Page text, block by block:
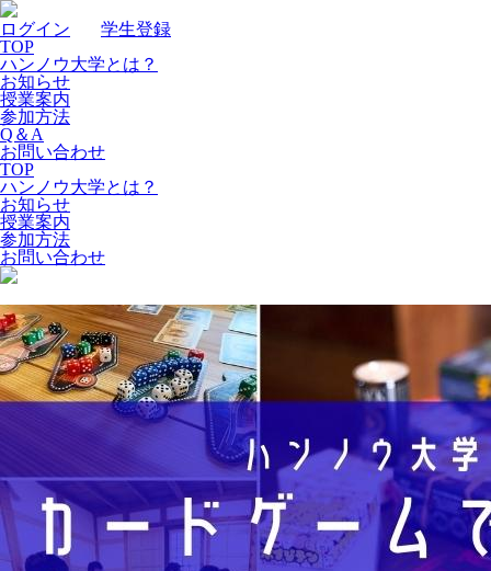
ログイン
学生登録
TOP
ハンノウ大学とは？
お知らせ
授業案内
参加方法
Q＆A
お問い合わせ
TOP
ハンノウ大学とは？
お知らせ
授業案内
参加方法
お問い合わせ